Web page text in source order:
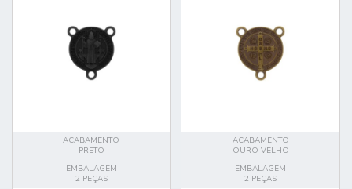
ACABAMENTO
PRETO
EMBALAGEM
2 PEÇAS
ACABAMENTO
OURO VELHO
EMBALAGEM
2 PEÇAS